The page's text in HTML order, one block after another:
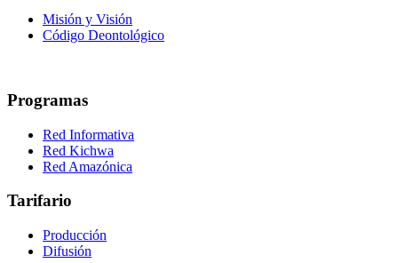
Misión y Visión
Código Deontológico
Programas
Red Informativa
Red Kichwa
Red Amazónica
Tarifario
Producción
Difusión